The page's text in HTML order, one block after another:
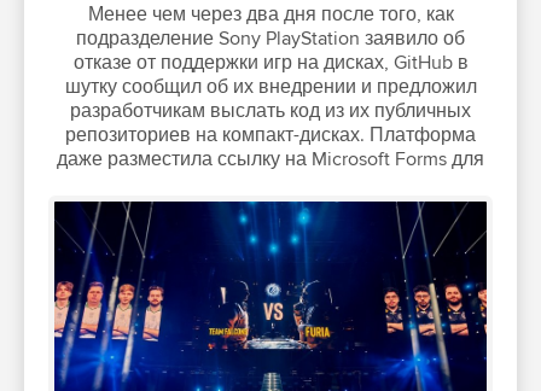
Менее чем через два дня после того, как
подразделение Sony PlayStation заявило об
отказе от поддержки игр на дисках, GitHub в
шутку сообщил об их внедрении и предложил
разработчикам выслать код из их публичных
репозиториев на компакт-дисках. Платформа
даже разместила ссылку на Microsoft Forms для